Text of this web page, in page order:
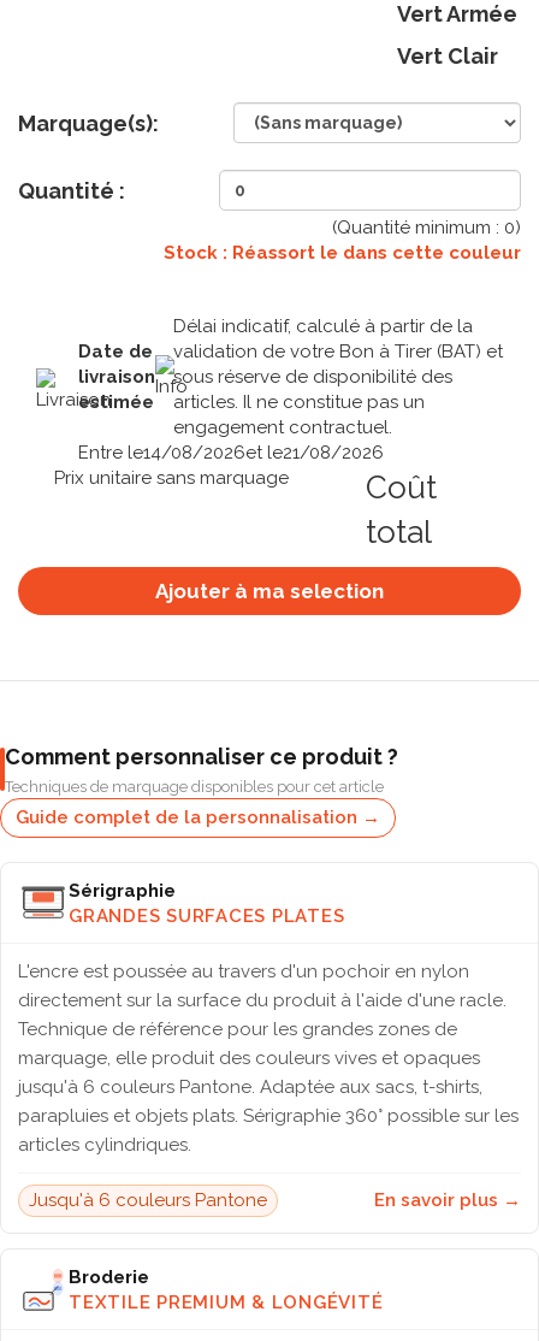
Vert Armée
Vert Clair
Marquage(s):
Quantité :
(Quantité minimum : 0)
Stock : Réassort le dans cette couleur
Date de
livraison
estimée
Délai indicatif, calculé à partir de la
validation de votre Bon à Tirer (BAT) et
sous réserve de disponibilité des
articles. Il ne constitue pas un
engagement contractuel.
Entre le14/08/2026et le21/08/2026
Prix unitaire sans marquage
Coût
total
Ajouter à ma selection
Comment personnaliser ce produit ?
Techniques de marquage disponibles pour cet article
Guide complet de la personnalisation →
Sérigraphie
GRANDES SURFACES PLATES
L'encre est poussée au travers d'un pochoir en nylon
directement sur la surface du produit à l'aide d'une racle.
Technique de référence pour les grandes zones de
marquage, elle produit des couleurs vives et opaques
jusqu'à 6 couleurs Pantone. Adaptée aux sacs, t-shirts,
parapluies et objets plats. Sérigraphie 360° possible sur les
articles cylindriques.
Jusqu'à 6 couleurs Pantone En savoir plus →
Broderie
TEXTILE PREMIUM & LONGÉVITÉ